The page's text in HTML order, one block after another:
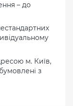
– до
м. Київ,
з